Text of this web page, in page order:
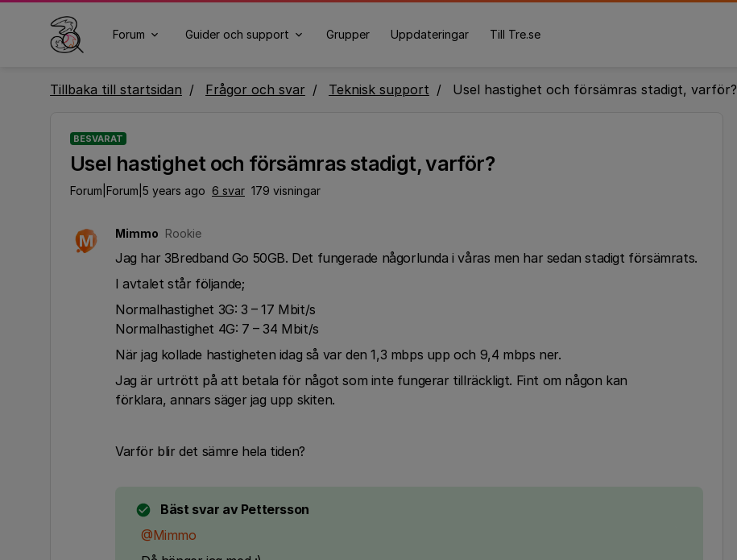
Forum Guider och support Grupper Uppdateringar Till Tre.se
Tillbaka till startsidan Frågor och svar Teknisk support Usel hastighet och försämras stadigt, varför?
BESVARAT
Usel hastighet och försämras stadigt, varför?
Forum|Forum|5 years ago 6 svar 179 visningar
M Mimmo Rookie
Jag har 3Bredband Go 50GB. Det fungerade någorlunda i våras men har sedan stadigt försämrats.
I avtalet står följande;
Normalhastighet 3G: 3 – 17 Mbit/s
Normalhastighet 4G: 7 – 34 Mbit/s
När jag kollade hastigheten idag så var den 1,3 mbps upp och 9,4 mbps ner.
Jag är urtrött på att betala för något som inte fungerar tillräckligt. Fint om någon kan
förklara, annars säger jag upp skiten.
Varför blir det sämre hela tiden?
Bäst svar av Pettersson
@Mimmo